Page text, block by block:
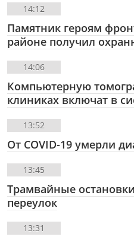
14:12
Памятник героям
районе получил
14:06
Компьютерную
клиниках включат в
13:52
От COVID-19 умерли
13:45
Трамвайные
переулок
13:31